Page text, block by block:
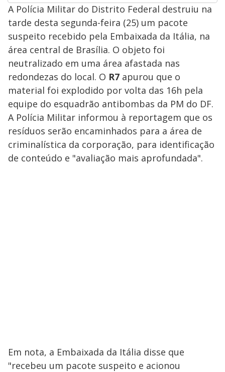
A Polícia Militar do Distrito Federal destruiu na
tarde desta segunda-feira (25) um pacote
suspeito recebido pela Embaixada da Itália, na
área central de Brasília. O objeto foi
neutralizado em uma área afastada nas
redondezas do local. O R7 apurou que o
material foi explodido por volta das 16h pela
equipe do esquadrão antibombas da PM do DF.
A Polícia Militar informou à reportagem que os
resíduos serão encaminhados para a área de
criminalística da corporação, para identificação
de conteúdo e "avaliação mais aprofundada".
Em nota, a Embaixada da Itália disse que
"recebeu um pacote suspeito e acionou